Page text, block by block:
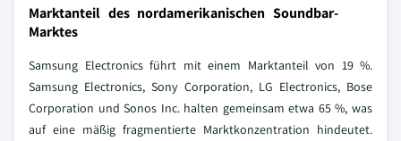
Marktanteil des nordamerikanischen Soundbar-
Marktes
Samsung Electronics führt mit einem Marktanteil von 19 %.
Samsung Electronics, Sony Corporation, LG Electronics, Bose
Corporation und Sonos Inc. halten gemeinsam etwa 65 %, was
auf eine mäßig fragmentierte Marktkonzentration hindeutet.